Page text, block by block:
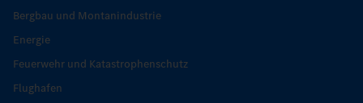
Bergbau und Montanindustrie
Energie
Feuerwehr und Katastrophenschutz
Flughafen